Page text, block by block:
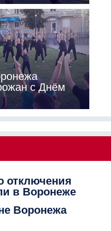
с Днём
отключения
в Воронеже
Воронежа